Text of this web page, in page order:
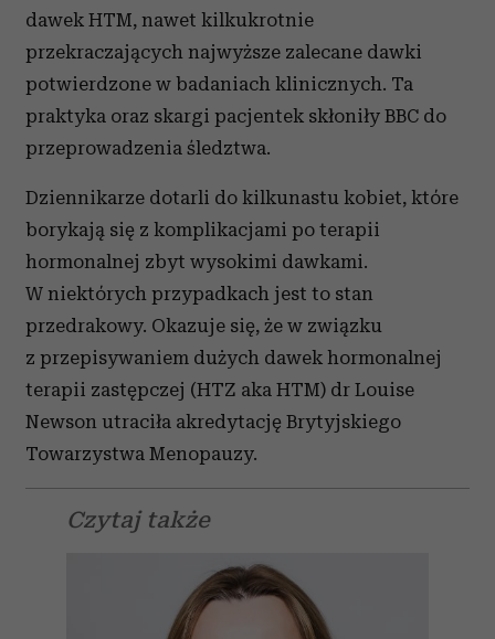
dawek HTM, nawet kilkukrotnie
przekraczających najwyższe zalecane dawki
potwierdzone w badaniach klinicznych. Ta
praktyka oraz skargi pacjentek skłoniły BBC do
przeprowadzenia śledztwa.
Dziennikarze dotarli do kilkunastu kobiet, które
borykają się z komplikacjami po terapii
hormonalnej zbyt wysokimi dawkami.
W niektórych przypadkach jest to stan
przedrakowy. Okazuje się, że w związku
z przepisywaniem dużych dawek hormonalnej
terapii zastępczej (HTZ aka HTM) dr Louise
Newson utraciła akredytację Brytyjskiego
Towarzystwa Menopauzy.
Czytaj także